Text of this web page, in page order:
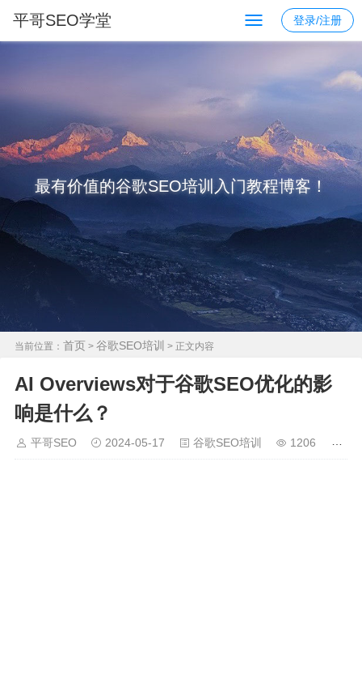
平哥SEO学堂 登录/注册
最有价值的谷歌SEO培训入门教程博客！
当前位置： 首页 > 谷歌SEO培训 > 正文内容
AI Overviews对于谷歌SEO优化的影
响是什么？
平哥SEO 2024-05-17 谷歌SEO培训 1206